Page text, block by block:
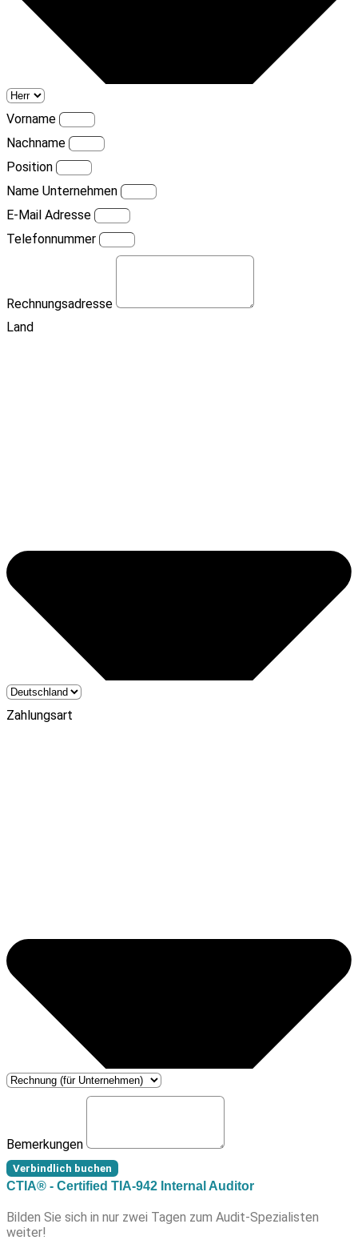
Vorname
Nachname
Position
Name Unternehmen
E-Mail Adresse
Telefonnummer
Rechnungsadresse
Land
Zahlungsart
Bemerkungen
Verbindlich buchen
CTIA® - Certified TIA-942 Internal Auditor
Bilden Sie sich in nur zwei Tagen zum Audit-Spezialisten
weiter!